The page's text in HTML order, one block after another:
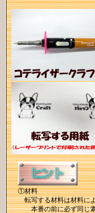
①材料
転写する材料は材料によ
本番の前に必ず同じ素材